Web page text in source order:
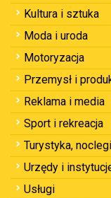
Kultura i sztuka
Moda i uroda
Motoryzacja
Przemysł i
Reklama i media
Sport i rekreacja
Turystyka, noclegi
Urzędy i
Usługi